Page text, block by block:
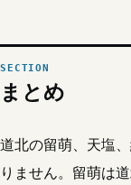
まとめ
道北の留萌、天塩
りません。留萌は